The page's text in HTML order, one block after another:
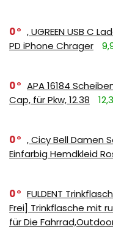
0
, UGREEN USB C
PD iPhone Chrager
0
APA 16184
Cap, für Pkw, 12.38
0
, Cicy Bell Damen
Einfarbig Hemdkleid
0
FULDENT
Frei] Trinkflasche mit
für Die